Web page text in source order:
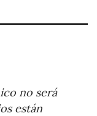
no será
están